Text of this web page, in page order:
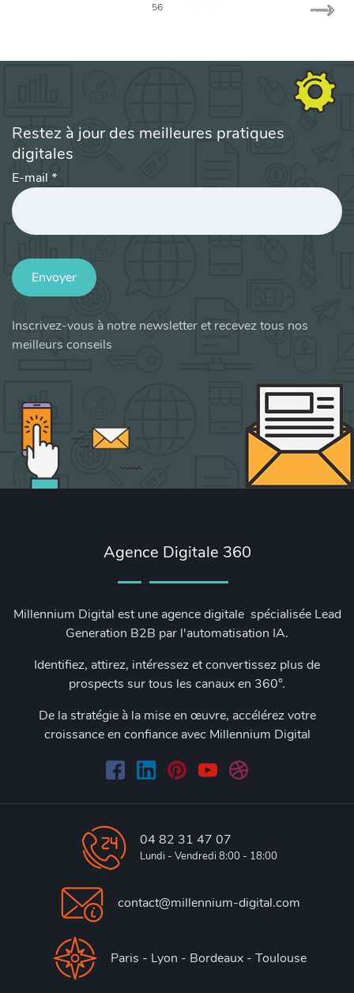
56
Restez à jour des meilleures pratiques
digitales
E-mail *
Envoyer
Inscrivez-vous à notre newsletter et recevez tous nos
meilleurs conseils
Agence Digitale 360
Millennium Digital est une agence digitale spécialisée Lead
Generation B2B par l'automatisation IA.
Identifiez, attirez, intéressez et convertissez plus de
prospects sur tous les canaux en 360°.
De la stratégie à la mise en œuvre, accélérez votre
croissance en confiance avec Millennium Digital
04 82 31 47 07
Lundi - Vendredi 8:00 - 18:00
contact@millennium-digital.com
Paris - Lyon - Bordeaux - Toulouse